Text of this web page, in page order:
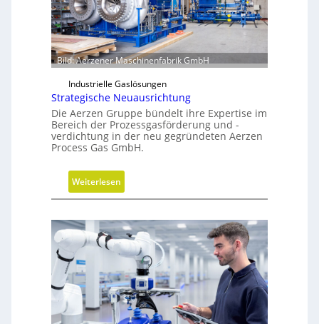
Bild: Aerzener Maschinenfabrik GmbH
Industrielle Gaslösungen
Strategische Neuausrichtung
Die Aerzen Gruppe bündelt ihre Expertise im
Bereich der Prozessgasförderung und -
verdichtung in der neu gegründeten Aerzen
Process Gas GmbH.
Weiterlesen:
S
r
a
t
e
g
i
s